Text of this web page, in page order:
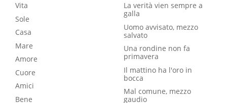
Vita
Sole
Casa
Mare
Amore
Cuore
Amici
Bene
La verità vien sempre a
galla
Uomo avvisato, mezzo
salvato
Una rondine non fa
primavera
Il mattino ha l'oro in
bocca
Mal comune, mezzo
gaudio